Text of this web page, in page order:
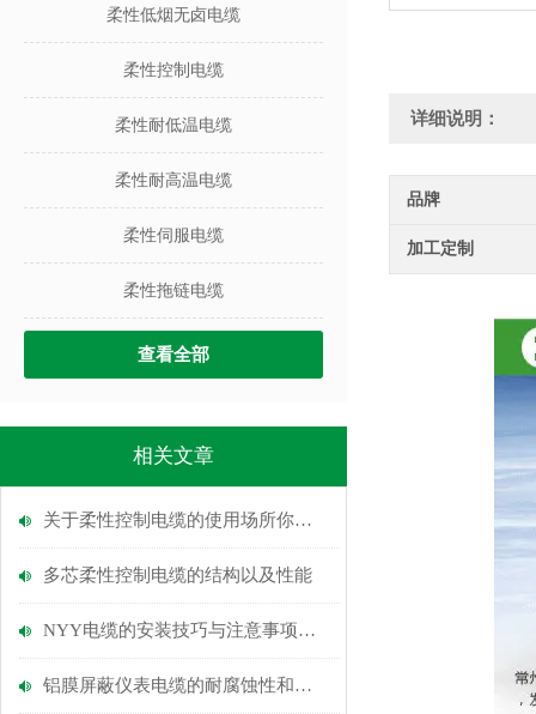
柔性低烟无卤电缆
柔性控制电缆
柔性耐低温电缆
柔性耐高温电缆
柔性伺服电缆
柔性拖链电缆
查看全部
相关文章
关于柔性控制电缆的使用场所你知道多少？
多芯柔性控制电缆的​结构以及​性能
NYY电缆的安装技巧与注意事项说明
铝膜屏蔽仪表电缆的耐腐蚀性和环境适应能力
详细说明：
品牌
加工定制